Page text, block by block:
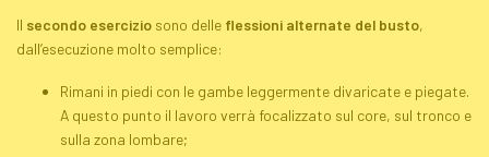
Il secondo esercizio sono delle flessioni alternate del busto,
dall’esecuzione molto semplice:
Rimani in piedi con le gambe leggermente divaricate e piegate.
A questo punto il lavoro verrà focalizzato sul core, sul tronco e
sulla zona lombare;